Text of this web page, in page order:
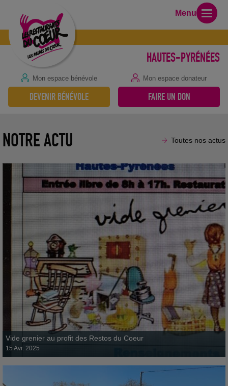
HAUTES-PYRÉNÉES
Mon espace bénévole Mon espace donateur
DEVENIR BÉNÉVOLE FAIRE UN DON
Menu
NOTRE ACTU Toutes nos actus
Vide grenier au profit des Restos du Coeur
15 Avr. 2025
15 avril 2025
Vide grenier au profit des Restos du Coeur
18 janvier 2025
Jardins de Bigorre